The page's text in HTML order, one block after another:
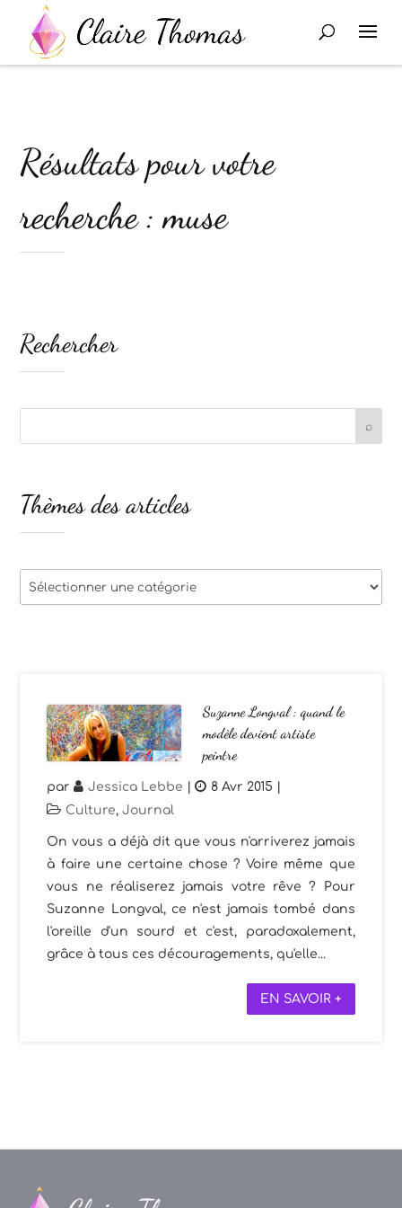
Résultats pour votre
recherche : muse
Suzanne Longval : quand le
modèle devient artiste
peintre
par Jessica Lebbe | 8 Avr 2015 |
Culture,Journal
On vous a déjà dit que vous n'arriverez jamais
à faire une certaine chose ? Voire même que
vous ne réaliserez jamais votre rêve ? Pour
Suzanne Longval, ce n'est jamais tombé dans
l'oreille d'un sourd et c'est, paradoxalement,
grâce à tous ces découragements, qu'elle...
EN SAVOIR +
Rechercher
Thèmes des articles
Thèmes
des